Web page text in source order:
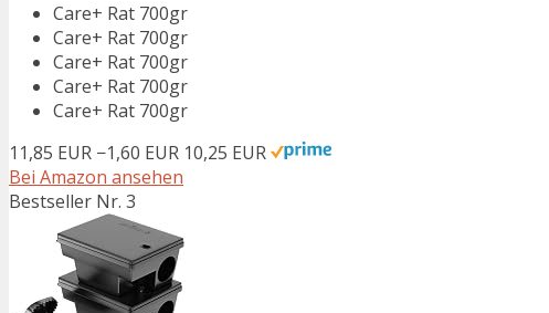
Care+ Rat 700gr
Care+ Rat 700gr
Care+ Rat 700gr
Care+ Rat 700gr
Care+ Rat 700gr
11,85 EUR −1,60 EUR 10,25 EUR
Bei Amazon ansehen
Bestseller Nr. 3